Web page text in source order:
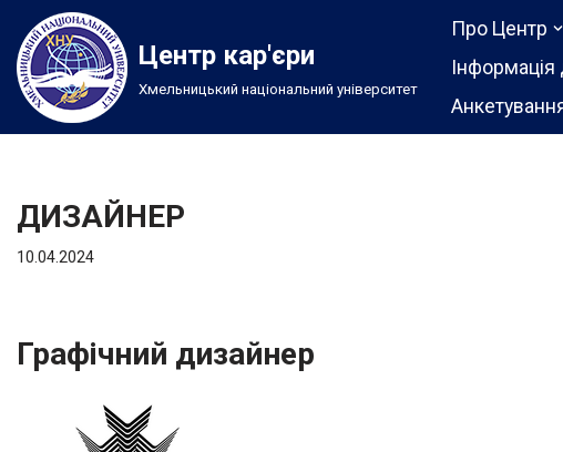
Перейти
до
вмісту
Центр кар'єри
Хмельницький національний університет
Про Центр
Інформація
ДИЗАЙНЕР
10.04.2024
Графічний дизайнер